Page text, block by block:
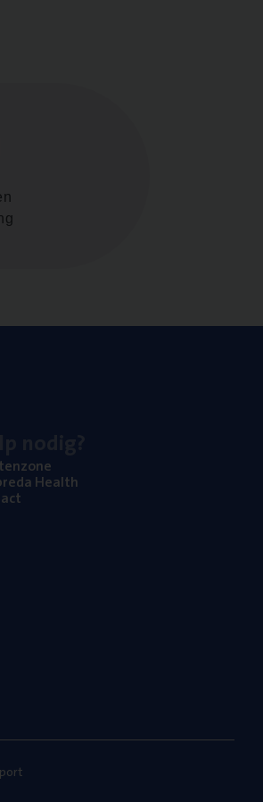
Health